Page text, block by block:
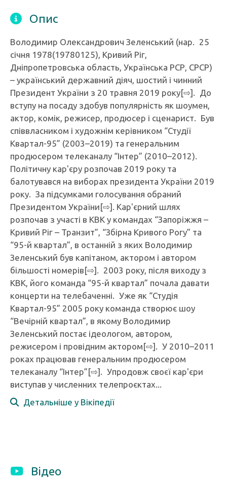
Опис
Володимир Олександрович Зеленський (нар. 25
січня 1978(19780125), Кривий Ріг,
Дніпропетровська область, Українська РСР, СРСР)
– український державний діяч, шостий і чинний
Президент України з 20 травня 2019 року[⇨]. До
вступу на посаду здобув популярність як шоумен,
актор, комік, режисер, продюсер і сценарист. Був
співвласником і художнім керівником “Студії
Квартал-95” (2003–2019) та генеральним
продюсером телеканалу “Інтер” (2010–2012).
Політичну кар'єру розпочав 2019 року та
балотувався на виборах президента України 2019
року. За підсумками голосування обраний
Президентом України[⇨]. Кар'єрний шлях
розпочав з участі в КВК у командах “Запоріжжя –
Кривий Ріг – Транзит”, “Збірна Кривого Рогу” та
“95-й квартал”, в останній з яких Володимир
Зеленський був капітаном, актором і автором
більшості номерів[⇨]. 2003 року, після виходу з
КВК, його команда “95-й квартал” почала давати
концерти на телебаченні. Уже як “Студія
Квартал-95” 2005 року команда створює шоу
“Вечірній квартал”, в якому Володимир
Зеленський постає ідеологом, автором,
режисером і провідним актором[⇨]. У 2010–2011
роках працював генеральним продюсером
телеканалу “Інтер”[⇨]. Упродовж своєї кар'єри
виступав у численних телепроєктах...
Детальніше у Вікіпедії
Відео